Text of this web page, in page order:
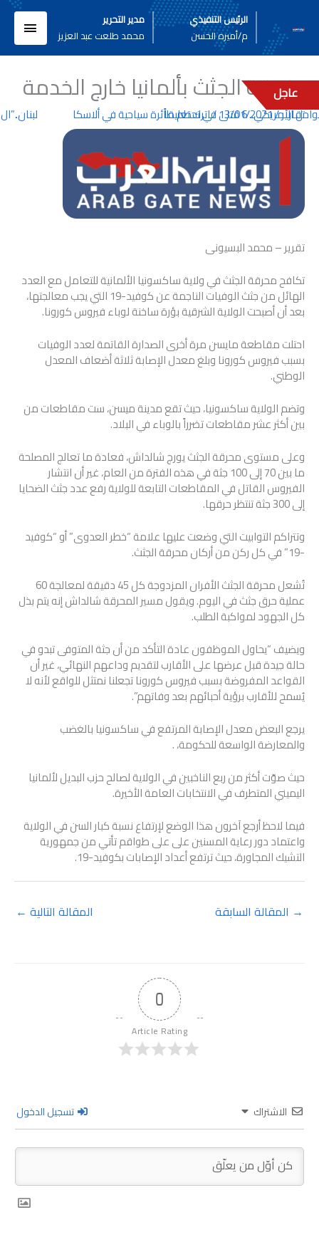
المحتوى
الرئيس التنفيذي
م/أميره الحسن
مدير التحرير
محمد طلعت عبد العزيز
عاجل
في تحطم طائرة سياحية في ألاسكا
محرقة الجثث بألمانيا خارج الخدمة
تقارير/
13/01/2021
/اترك تعليقاً
تقرير – محمد البسيونى
تكافح محرقة الجثث في ولاية ساكسونيا الألمانية للتعامل مع العدد
الهائل من جثث الوفيات الناجمة عن كوفيد-19 التي يجب معالجتها،
بعد أن أصبحت الولاية الشرقية بؤرة ساخنة لوباء فيروس كورونا.
احتلت مقاطعة مايسن مرة أخرى الصدارة القاتمة لعدد الوفيات
بسبب فيروس كورونا وبلغ معدل الإصابة ثلاثة أضعاف المعدل
الوطني.
وتضم الولاية ساكسونيا، حيث تقع مدينة ميسن، ست مقاطعات من
بين أكثر عشر مقاطعات تضرراً بالوباء في البلاد.
وعلى مستوى محرقة الجثث يورج شالداش، فعادة ما تعالج المصلحة
ما بين 70 إلى 100 جثة في هذه الفترة من العام، غير أن انتشار
الفيروس القاتل في المقاطعات التابعة للولاية رفع عدد جثث الضحايا
إلى 300 جثة تنتظر حرقها.
وتتراكم التوابيت التي وضعت عليها علامة “خطر العدوى” أو “كوفيد
-19” في كل ركن من أركان محرقة الجثث.
تُشعل محرقة الجثث الأفران المزدوجة كل 45 دقيقة لمعالجة 60
عملية حرق جثث في اليوم. ويقول مسير المحرقة شالداش إنه يتم بذل
كل الجهود لمواكبة الطلب.
ويضيف “يحاول الموظفون عادة التأكد من أن جثة المتوفى تبدو في
حالة جيدة قبل عرضها على الأقارب لتقديم وداعهم النهائي، غير أن
القواعد المفروضة بسبب فيروس كورونا تجعلنا نمتثل للواقع لأنه لا
يُسمح للأقارب برؤية أحبائهم بعد وفاتهم”.
يرجع البعض معدل الإصابة المرتفع في ساكسونيا بالغضب
والمعارضة الواسعة للحكومة، .
حيث صوّت أكثر من ربع الناخبين في الولاية لصالح حزب البديل لألمانيا
اليميني المتطرف في الانتخابات العامة الأخيرة.
فيما لاحظ أرجع آخرون هذا الوضع لإرتفاع نسبة كبار السن في الولاية
واعتماد دور رعاية المسنين على على طواقم تأتي من جمهورية
التشيك المجاورة، حيث ترتفع أعداد الإصابات بكوفيد-19.
→ المقالة السابقة المقالة التالية ←
0
Article Rating
الاشتراك تسجيل الدخول